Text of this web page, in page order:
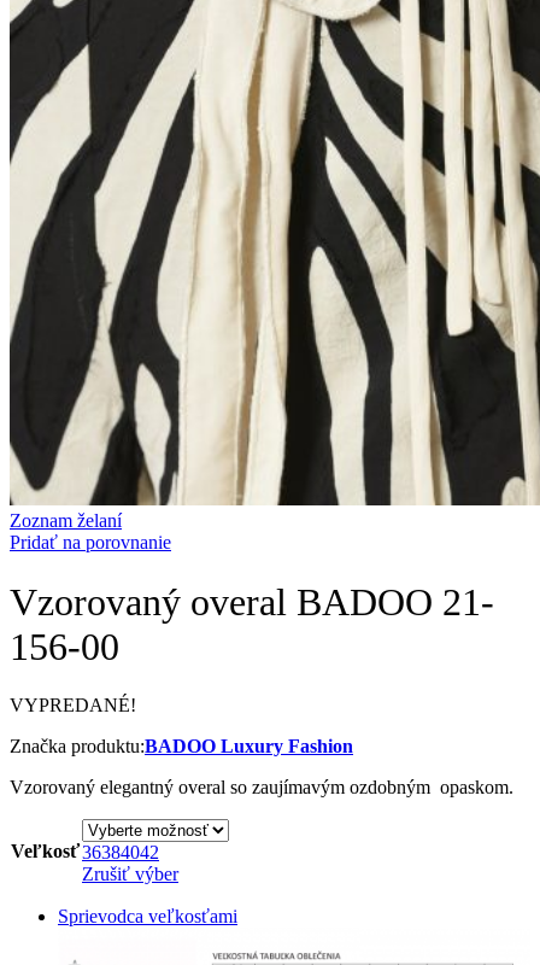
Zoznam želaní
Pridať na porovnanie
Vzorovaný overal BADOO 21-
156-00
VYPREDANÉ!
Značka produktu:BADOO Luxury Fashion
Vzorovaný elegantný overal so zaujímavým ozdobným opaskom.
Veľkosť36384042
Zrušiť výber
Sprievodca veľkosťami